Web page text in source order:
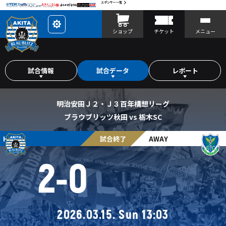
スポンサー一覧
レ
イ
ア
を
タ
マ
ズ
ショップ チケット メニュー
試合情報 試合データ レポート
明治安田Ｊ２・Ｊ３百年構想リーグ
ブラウブリッツ秋田 vs 栃木SC
HOME 試合終了 AWAY
2-0
2026.03.15. Sun 13:03